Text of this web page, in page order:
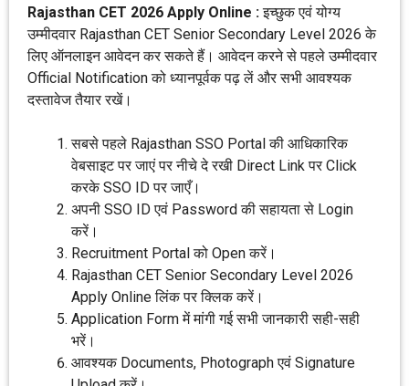
Rajasthan CET 2026 Apply Online :इच्छुक एवं योग्य
उम्मीदवार Rajasthan CET Senior Secondary Level 2026 के
लिए ऑनलाइन आवेदन कर सकते हैं। आवेदन करने से पहले उम्मीदवार
Official Notification को ध्यानपूर्वक पढ़ लें और सभी आवश्यक
दस्तावेज तैयार रखें।
सबसे पहले Rajasthan SSO Portal की आधिकारिक
वेबसाइट पर जाएं पर नीचे दे रखी Direct Link पर Click
करके SSO ID पर जाएँ।
अपनी SSO ID एवं Password की सहायता से Login
करें।
Recruitment Portal को Open करें।
Rajasthan CET Senior Secondary Level 2026
Apply Online लिंक पर क्लिक करें।
Application Form में मांगी गई सभी जानकारी सही-सही
भरें।
आवश्यक Documents, Photograph एवं Signature